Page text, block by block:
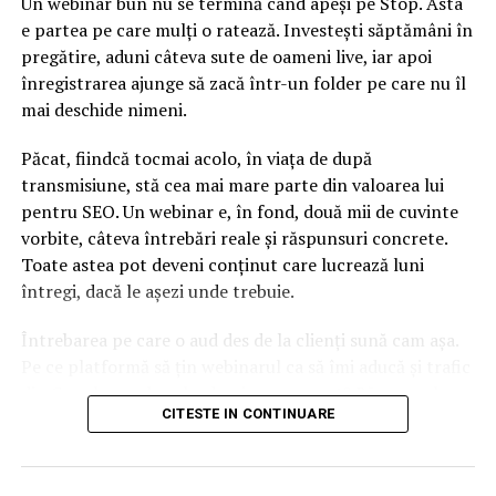
lui Tudorel Toader
e partea pe care mulți o ratează. Investești săptămâni în
pregătire, aduni câteva sute de oameni live, iar apoi
înregistrarea ajunge să zacă într-un folder pe care nu îl
mai deschide nimeni.
Păcat, fiindcă tocmai acolo, în viața de după
transmisiune, stă cea mai mare parte din valoarea lui
pentru SEO. Un webinar e, în fond, două mii de cuvinte
vorbite, câteva întrebări reale și răspunsuri concrete.
Toate astea pot deveni conținut care lucrează luni
întregi, dacă le așezi unde trebuie.
Întrebarea pe care o aud des de la clienți sună cam așa.
din Google, nu doar lead-uri pe moment? Răspunsul
scurt e că platforma contează, dar nu în felul în care
CITESTE IN CONTINUARE